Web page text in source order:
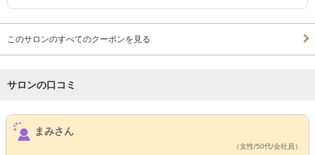
このサロンのすべてのクーポンを見る
サロンの口コミ
サロンPick Up
まみさん
（女性/50代/会社員）